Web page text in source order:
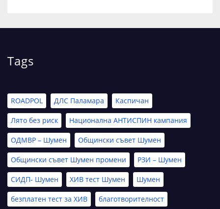
Tags
ROADPOL ДЛС Паламара Каспичан
Лято без риск Национална АНТИСПИН кампания
ОДМВР – Шумен Общински съвет Шумен
Общински съвет Шумен промени РЗИ – Шумен
СИДП- Шумен ХИВ тест Шумен Шумен
безплатен тест за ХИВ благотворителност